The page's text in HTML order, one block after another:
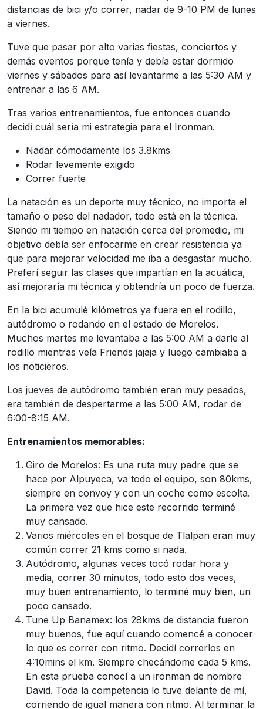
distancias de bici y/o correr, nadar de 9-10 PM de lunes
a viernes.
Tuve que pasar por alto varias fiestas, conciertos y
demás eventos porque tenía y debía estar dormido
viernes y sábados para así levantarme a las 5:30 AM y
entrenar a las 6 AM.
Tras varios entrenamientos, fue entonces cuando
decidí cuál sería mi estrategia para el Ironman.
Nadar cómodamente los 3.8kms
Rodar levemente exigido
Correr fuerte
La natación es un deporte muy técnico, no importa el
tamaño o peso del nadador, todo está en la técnica.
Siendo mi tiempo en natación cerca del promedio, mi
objetivo debía ser enfocarme en crear resistencia ya
que para mejorar velocidad me iba a desgastar mucho.
Preferí seguir las clases que impartían en la acuática,
así mejoraría mi técnica y obtendría un poco de fuerza.
En la bici acumulé kilómetros ya fuera en el rodillo,
autódromo o rodando en el estado de Morelos.
Muchos martes me levantaba a las 5:00 AM a darle al
rodillo mientras veía Friends jajaja y luego cambiaba a
los noticieros.
Los jueves de autódromo también eran muy pesados,
era también de despertarme a las 5:00 AM, rodar de
6:00-8:15 AM.
Entrenamientos memorables:
Giro de Morelos: Es una ruta muy padre que se
hace por Alpuyeca, va todo el equipo, son 80kms,
siempre en convoy y con un coche como escolta.
La primera vez que hice este recorrido terminé
muy cansado.
Varios miércoles en el bosque de Tlalpan eran muy
común correr 21 kms como si nada.
Autódromo, algunas veces tocó rodar hora y
media, correr 30 minutos, todo esto dos veces,
muy buen entrenamiento, lo terminé muy bien, un
poco cansado.
Tune Up Banamex: los 28kms de distancia fueron
muy buenos, fue aquí cuando comencé a conocer
lo que es correr con ritmo. Decidí correrlos en
4:10mins el km. Siempre checándome cada 5 kms.
En esta prueba conocí a un ironman de nombre
David. Toda la competencia lo tuve delante de mí,
corriendo de igual manera con ritmo. Al terminar la